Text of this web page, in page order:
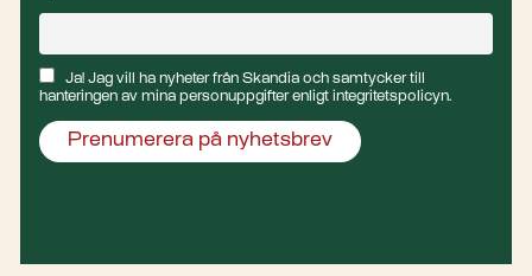
Ja! Jag vill ha nyheter från Skandia och samtycker till
hanteringen av mina personuppgifter enligt integritetspolicyn.